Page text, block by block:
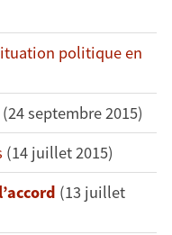
politique en
(24 septembre 2015)
(14 juillet 2015)
(13 juillet